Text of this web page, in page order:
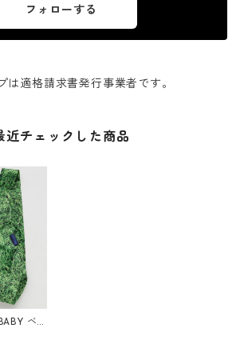
フォローする
は適格請求書発行事業者です。
近チェックした商品
ベ
ス